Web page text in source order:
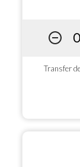
Transfer